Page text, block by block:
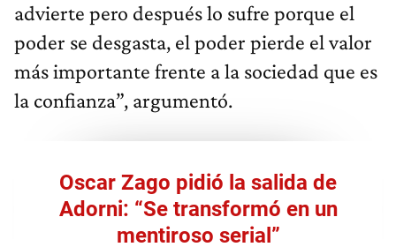
advierte pero después lo sufre porque el
poder se desgasta, el poder pierde el valor
más importante frente a la sociedad que es
la confianza”, argumentó.
Oscar Zago pidió la salida de
Adorni: “Se transformó en un
mentiroso serial”